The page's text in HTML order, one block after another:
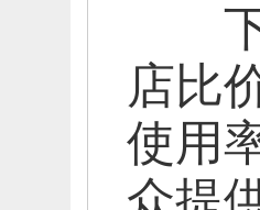
下
店比
使用